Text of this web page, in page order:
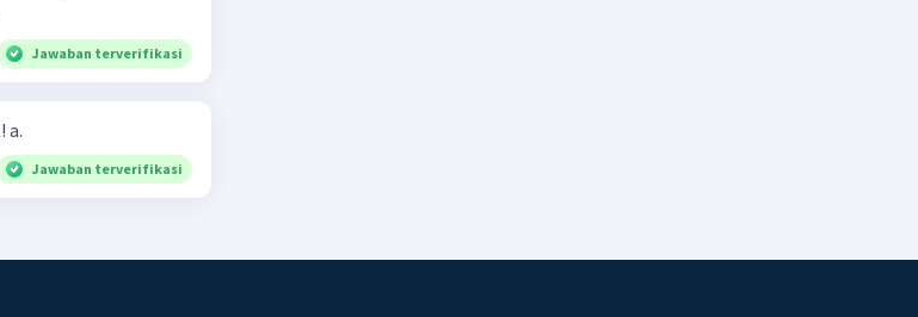
Jawaban terverifikasi
Tentukan nilai x pada segitiga siku-siku berikut! a.
Jawaban terverifikasi